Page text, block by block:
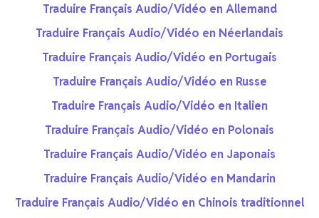
Traduire Français Audio/Vidéo en Allemand
Traduire Français Audio/Vidéo en Néerlandais
Traduire Français Audio/Vidéo en Portugais
Traduire Français Audio/Vidéo en Russe
Traduire Français Audio/Vidéo en Italien
Traduire Français Audio/Vidéo en Polonais
Traduire Français Audio/Vidéo en Japonais
Traduire Français Audio/Vidéo en Mandarin
Traduire Français Audio/Vidéo en Chinois traditionnel